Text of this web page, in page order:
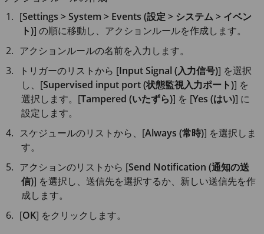
[Settings > System > Events (設定 > システム > イベン
ト)] の順に移動し、アクションルールを作成します。
アクションルールの名前を入力します。
トリガーのリストから [Input Signal (入力信号)] を選択
し、[Supervised input port (状態監視入力ポート)] を
選択します。[Tampered (いたずら)] を [Yes (はい)] に
設定します。
スケジュールのリストから、[Always (常時)] を選択しま
す。
アクションのリストから [Send Notification (通知の送
信)] を選択し、送信先を選択するか、新しい送信先を作
成します。
[OK] をクリックします。